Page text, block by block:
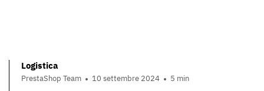
Logistica
PrestaShop Team 10 settembre 2024 5 min